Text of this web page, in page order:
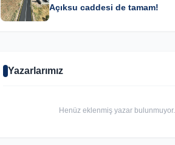
Açıksu caddesi de tamam!
Yazarlarımız
Henüz eklenmiş yazar bulunmuyor.